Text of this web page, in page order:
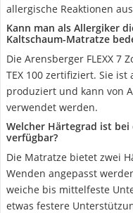
allergische Reaktionen
Kann man als Allergiker
Kaltschaum-Matratze
Die Arensberger FLEXX 7
TEX 100 zertifiziert. Sie
produziert und kann von
verwendet werden.
Welcher Härtegrad ist
verfügbar?
Die Matratze bietet zwei
Wenden angepasst
weiche bis mittelfeste
etwas festere